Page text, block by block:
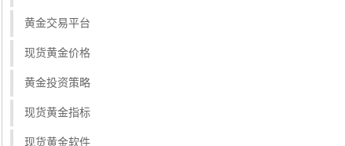
黄金交易平台
现货黄金价格
黄金投资策略
现货黄金指标
现货黄金软件